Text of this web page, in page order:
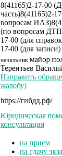
8(41165)2-17-00
часть)8(41165)2-
вопросам ИАЗ)
(по вопросам
17-00 (для
17-00 (для записи)
начальник майор
Терентьев
Направить
жалобу)
https://гибдд.рф/
Юридическая
консультация
на прием
на сдачу